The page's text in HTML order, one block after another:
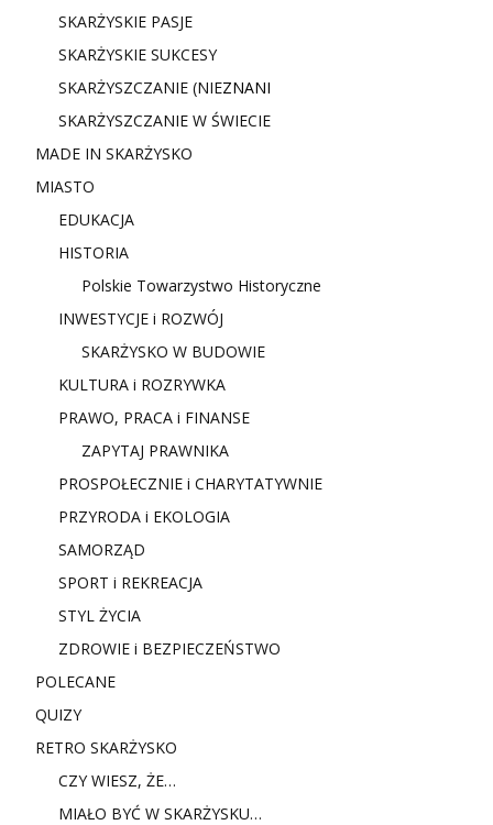
SKARŻYSKIE PASJE
SKARŻYSKIE SUKCESY
SKARŻYSZCZANIE (NIEZNANI
SKARŻYSZCZANIE W ŚWIECIE
MADE IN SKARŻYSKO
MIASTO
EDUKACJA
HISTORIA
Polskie Towarzystwo Historyczne
INWESTYCJE i ROZWÓJ
SKARŻYSKO W BUDOWIE
KULTURA i ROZRYWKA
PRAWO, PRACA i FINANSE
ZAPYTAJ PRAWNIKA
PROSPOŁECZNIE i CHARYTATYWNIE
PRZYRODA i EKOLOGIA
SAMORZĄD
SPORT i REKREACJA
STYL ŻYCIA
ZDROWIE i BEZPIECZEŃSTWO
POLECANE
QUIZY
RETRO SKARŻYSKO
CZY WIESZ, ŻE…
MIAŁO BYĆ W SKARŻYSKU…